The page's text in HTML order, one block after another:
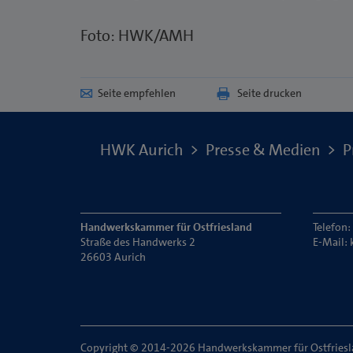
Foto: HWK/AMH
Seite empfehlen Seite drucken
HWK Aurich Presse & Medien
Handwerkskammer für Ostfriesland
Straße des Handwerks 2
26603 Aurich
E-Mail:
Copyright © 2014-2026 Handwerkskammer für